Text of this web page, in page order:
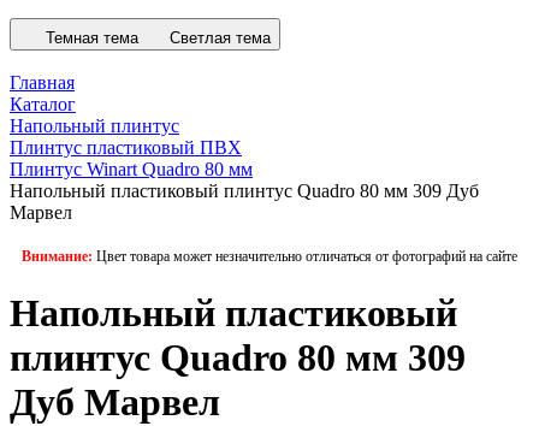
Темная тема Светлая тема
Главная
Каталог
Напольный плинтус
Плинтус пластиковый ПВХ
Плинтус Winart Quadro 80 мм
Напольный пластиковый плинтус Quadro 80 мм 309 Дуб
Марвел
Внимание: Цвет товара может незначительно отличаться от фотографий на сайте
Напольный пластиковый
плинтус Quadro 80 мм 309
Дуб Марвел